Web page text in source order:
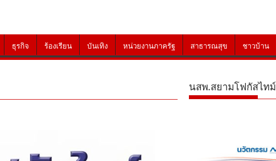
ธุรกิจ ร้องเรียน บันเทิง หน่วยงานภาครัฐ สาธารณสุข ชาวบ้าน
นสพ.สยามโฟกัสไทม์